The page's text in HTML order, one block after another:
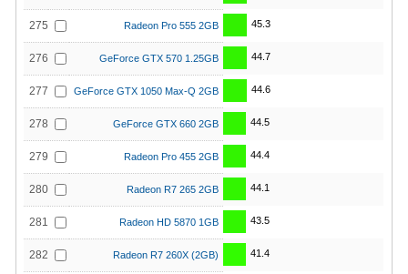
275 Radeon Pro 555 2GB 45.3
276 GeForce GTX 570 1.25GB 44.7
277 GeForce GTX 1050 Max-Q 2GB 44.6
278 GeForce GTX 660 2GB 44.5
279 Radeon Pro 455 2GB 44.4
280 Radeon R7 265 2GB 44.1
281 Radeon HD 5870 1GB 43.5
282 Radeon R7 260X (2GB) 41.4